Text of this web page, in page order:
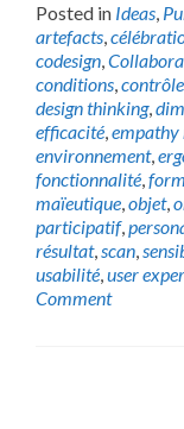
Posted in Ideas,
artefacts,
codesign,
conditions,contrôle
design thinking,
efficacité,empathy
environnement,
fonctionnalité,
maïeutique,objet,
participatif,
résultat,scan,
usabilité,user
Comment